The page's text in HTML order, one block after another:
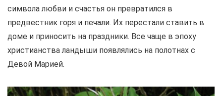
символа любви и счастья он превратился в
предвестник горя и печали. Их перестали ставить в
доме и приносить на праздники. Все чаще в эпоху
христианства ландыши появлялись на полотнах с
Девой Марией.